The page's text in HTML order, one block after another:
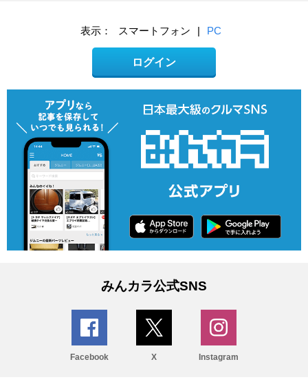
表示： スマートフォン | PC
ログイン
みんカラ公式SNS
Facebook X Instagram